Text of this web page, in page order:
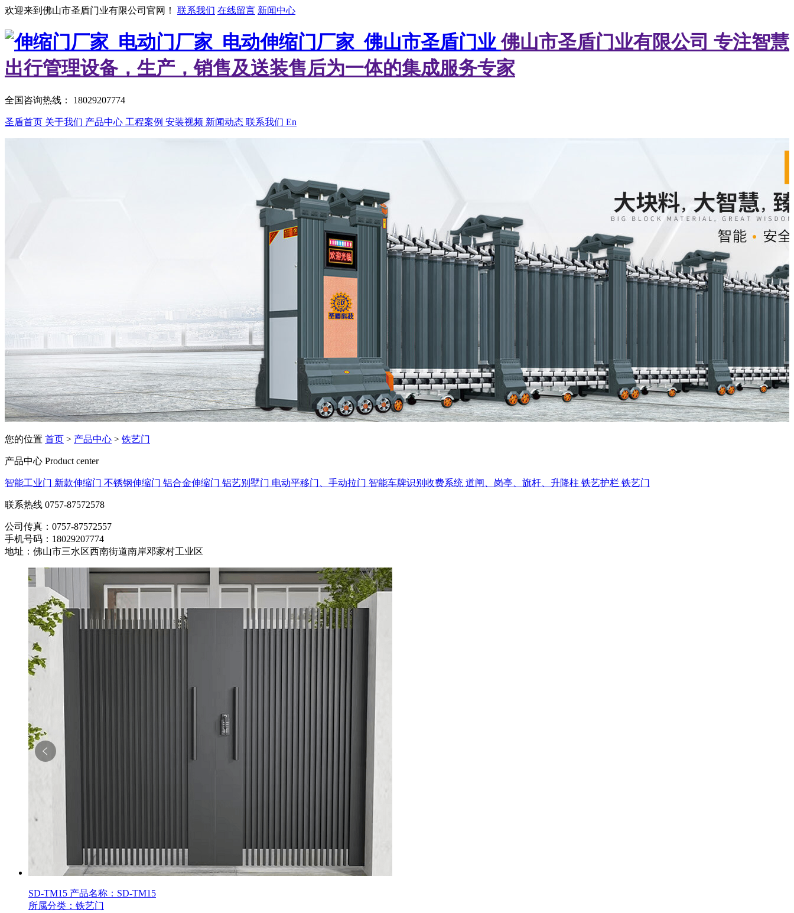
欢迎来到佛山市圣盾门业有限公司官网！ 联系我们 在线留言 新闻中心
佛山市圣盾门业有限公司 专注智慧
出行管理设备，生产，销售及送装售后为一体的集成服务专家
全国咨询热线： 18029207774
圣盾首页 关于我们 产品中心 工程案例 安装视频 新闻动态 联系我们 En
您的位置 首页 > 产品中心 > 铁艺门
产品中心 Product center
智能工业门 新款伸缩门 不锈钢伸缩门 铝合金伸缩门 铝艺别墅门 电动平移门、手动拉门 智能车牌识别收费系统 道闸、岗亭、旗杆、升降柱 铁艺护栏 铁艺门
联系热线 0757-87572578
公司传真：0757-87572557
手机号码：18029207774
地址：佛山市三水区西南街道南岸邓家村工业区
SD-TM15 产品名称：SD-TM15
所属分类：铁艺门